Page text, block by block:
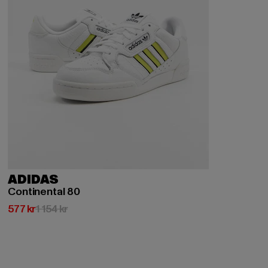
ADIDAS
Continental 80
577 kr
Nuvarande pris: 577 kr
1 154 krKampanjpris: 1 154 kr